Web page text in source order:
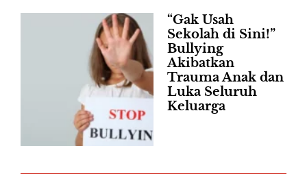
“Gak Usah
Sekolah di Sini!”
Bullying
Akibatkan
Trauma Anak dan
Luka Seluruh
Keluarga